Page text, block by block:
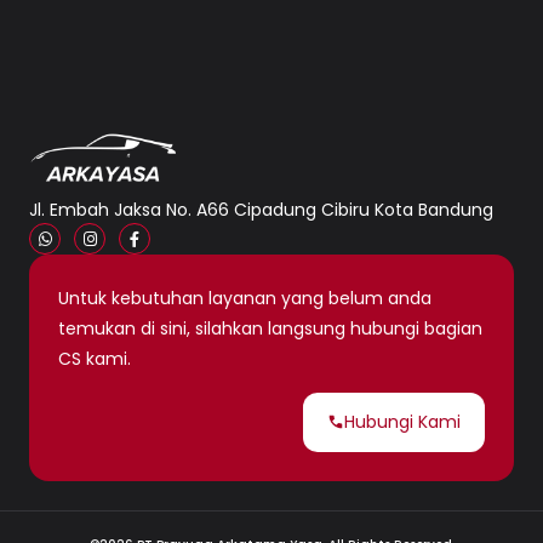
Jl. Embah Jaksa No. A66 Cipadung Cibiru Kota Bandung
Untuk kebutuhan layanan yang belum anda
temukan di sini, silahkan langsung hubungi bagian
CS kami.
Hubungi Kami